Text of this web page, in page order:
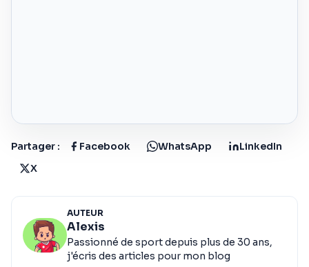
Partager : Facebook WhatsApp
LinkedIn
X
AUTEUR
Alexis
Passionné de sport depuis plus de 30 ans,
j'écris des articles pour mon blog